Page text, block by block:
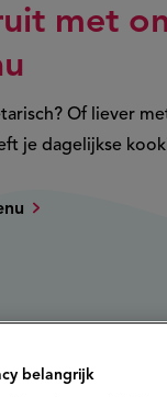
met
Of liever
je dagelijkse
belangrijk